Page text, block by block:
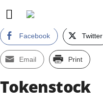
Facebook Twitter
Email Print
Tokenstock